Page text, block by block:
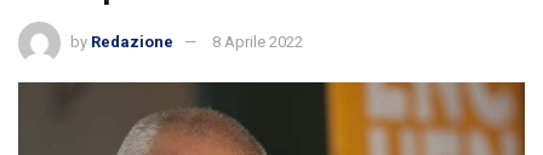
by Redazione 8 Aprile 2022